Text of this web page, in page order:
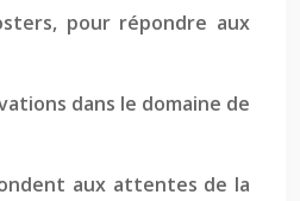
pour répondre aux
dans le domaine de
aux attentes de la